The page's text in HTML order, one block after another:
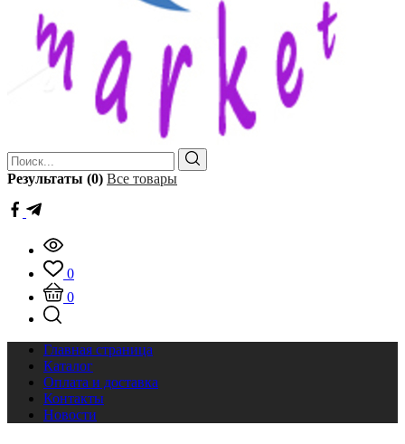
Результаты (0) Все товары
0
0
Главная страница
Каталог
Оплата и доставка
Контакты
Новости